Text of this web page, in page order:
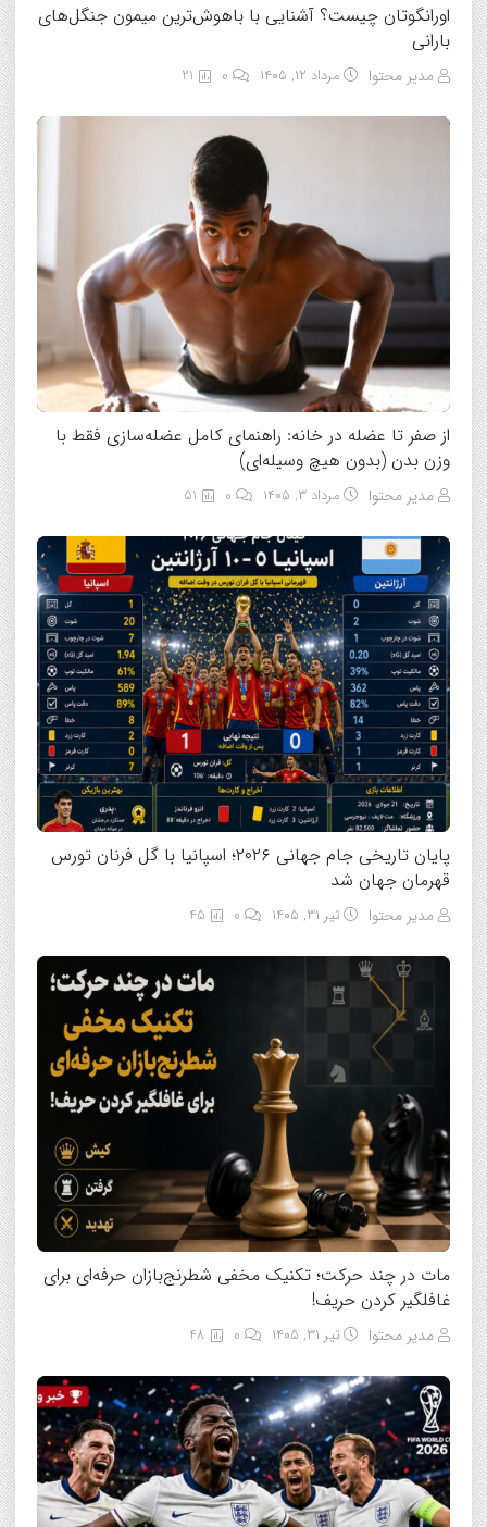
اورانگوتان چیست؟ آشنایی با باهوش‌ترین میمون جنگل‌های
بارانی
مدیر محتوا مرداد ۱۲, ۱۴۰۵ 21
از صفر تا عضله در خانه: راهنمای کامل عضله‌سازی فقط با
وزن بدن (بدون هیچ وسیله‌ای)
مدیر محتوا مرداد ۳, ۱۴۰۵ 51
پایان تاریخی جام جهانی ۲۰۲۶؛ اسپانیا با گل فرنان تورس
قهرمان جهان شد
مدیر محتوا تیر ۳۱, ۱۴۰۵ 45
مات در چند حرکت؛ تکنیک مخفی شطرنج‌بازان حرفه‌ای برای
غافلگیر کردن حریف!
مدیر محتوا تیر ۳۱, ۱۴۰۵ 48